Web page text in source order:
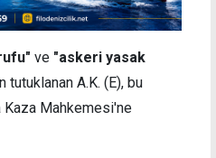
ve "askeri yasak
tutuklanan A.K. (E), bu
Mahkemesi'ne